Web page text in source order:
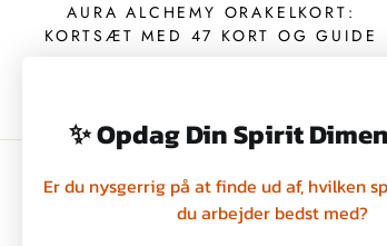
AURA ALCHEMY ORAKELKORT:
KORTSÆT MED 47 KORT OG GUIDE
✨ Opdag Din Spirit
Er du nysgerrig på at finde ud af, hvilken
du arbejder bedst med?